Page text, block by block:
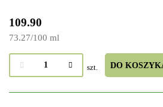
109.90
73.27/100 ml
szt. DO